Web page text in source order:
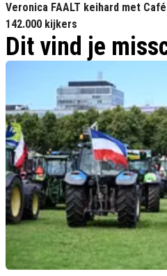
Veronica FAALT keihard met
142.000 kijkers
Dit vind je